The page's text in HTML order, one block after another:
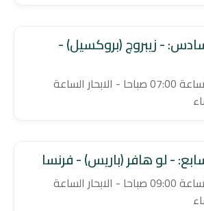
- زيبروج (بروكسيل) -
الوصول الساعة 07:00 صباحا - الابحار الساعة
- لو هافر (باريس) - فرنسا
الوصول الساعة 09:00 صباحا - الابحار الساعة